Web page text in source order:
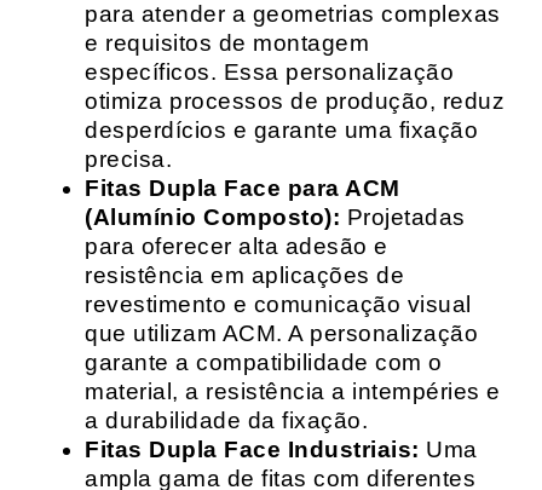
para atender a geometrias complexas
e requisitos de montagem
específicos. Essa personalização
otimiza processos de produção, reduz
desperdícios e garante uma fixação
precisa.
Fitas Dupla Face para ACM
(Alumínio Composto): Projetadas
para oferecer alta adesão e
resistência em aplicações de
revestimento e comunicação visual
que utilizam ACM. A personalização
garante a compatibilidade com o
material, a resistência a intempéries e
a durabilidade da fixação.
Fitas Dupla Face Industriais: Uma
ampla gama de fitas com diferentes